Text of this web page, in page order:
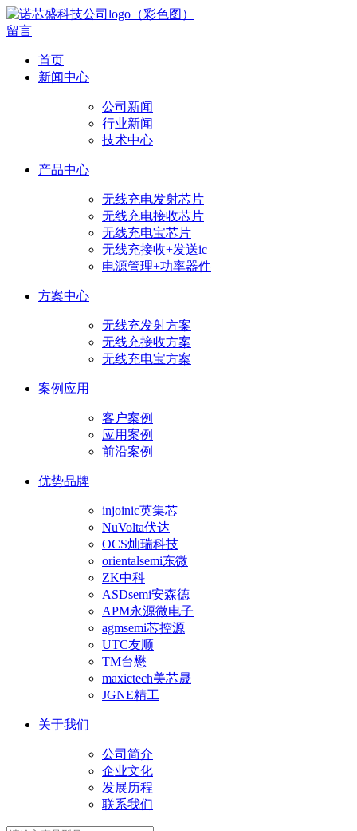
留言
首页
新闻中心
公司新闻
行业新闻
技术中心
产品中心
无线充电发射芯片
无线充电接收芯片
无线充电宝芯片
无线充接收+发送ic
电源管理+功率器件
方案中心
无线充发射方案
无线充接收方案
无线充电宝方案
案例应用
客户案例
应用案例
前沿案例
优势品牌
injoinic英集芯
NuVolta伏达
OCS灿瑞科技
orientalsemi东微
ZK中科
ASDsemi安森德
APM永源微电子
agmsemi芯控源
UTC友顺
TM台懋
maxictech美芯晟
JGNE精工
关于我们
公司简介
企业文化
发展历程
联系我们